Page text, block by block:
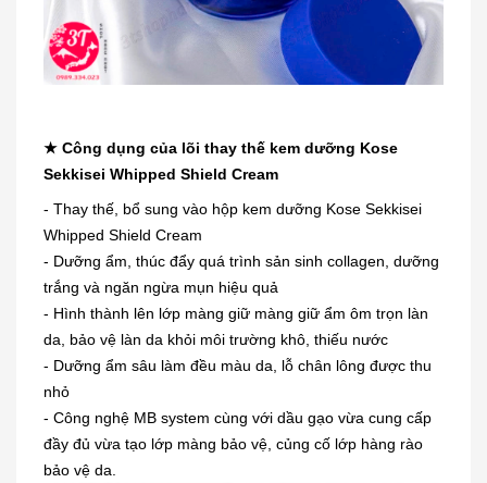
★ Công dụng của lõi thay thế kem dưỡng Kose
Sekkisei Whipped Shield Cream
- Thay thế, bổ sung vào hộp kem dưỡng Kose Sekkisei
Whipped Shield Cream
- Dưỡng ẩm, thúc đẩy quá trình sản sinh collagen, dưỡng
trắng và ngăn ngừa mụn hiệu quả
- Hình thành lên lớp màng giữ màng giữ ẩm ôm trọn làn
da, bảo vệ làn da khỏi môi trường khô, thiếu nước
- Dưỡng ẩm sâu làm đều màu da, lỗ chân lông được thu
nhỏ
- Công nghệ MB system cùng với dầu gạo vừa cung cấp
đầy đủ vừa tạo lớp màng bảo vệ, củng cố lớp hàng rào
bảo vệ da.